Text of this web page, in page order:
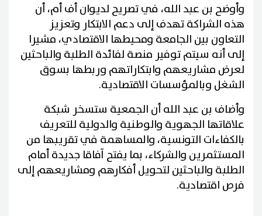
وأوضح بن عبد الله، في تصريح لديوان أف أم، أن
هذه الشراكة تهدف إلى دعم الابتكار وتعزيز
التعاون بين الجامعة ومحيطها الاقتصادي، مشيرا
إلى أنه سيتم توفير منصة لفائدة الطلبة والباحثين
لعرض مشاريعهم وابتكاراتهم وربطها بسوق
الشغل وبالمؤسسات الاقتصادية.
وأضاف بن عبد الله أن الجمعية ستسخر شبكة
علاقاتها الجهوية والوطنية والدولية للتعريف
بالكفاءات التونسية، والمساهمة في تقريبها من
المستثمرين والشركاء، بما يفتح آفاقا جديدة أمام
الطلبة والباحثين لتحويل أفكارهم ومشاريعهم إلى
فرص اقتصادية.